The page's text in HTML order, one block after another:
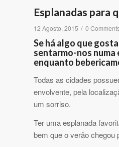
Esplanadas para
12 Agosto, 2015 / 0
Se há algo que
sentarmo-nos numa
enquanto
Todas as cidades
envolvente, pela
um sorriso.
Ter uma esplanada
bem que o verão chegou